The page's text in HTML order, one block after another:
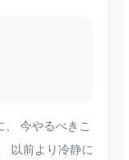
今やるべきこ
以前より冷静に